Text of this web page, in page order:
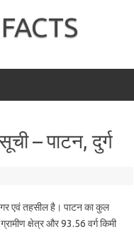
– पाटन, दुर्ग
एवं तहसील है। पाटन का कुल
क्षेत्र और 93.56 वर्ग किमी